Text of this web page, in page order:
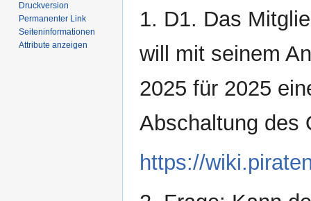
1. D1. Das
will mit seinem
2025 für 2025
Abschaltung des
https://
Druckversion
Permanenter Link
Seiten­­informationen
Attribute anzeigen